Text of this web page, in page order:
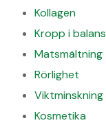
Kollagen
Kropp i balans
Matsmältning
Rörlighet
Viktminskning
Kosmetika